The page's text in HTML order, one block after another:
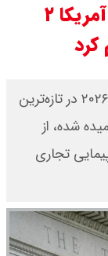
تحریم جدید آمریکا علیه ایران/ آمریکا ۲
کرد
وزارت خزانه‌داری آمریکا روز پنجشنبه ۲۸ مه ۲۰۲۶ در تازه‌ترین
شده، از
تجاری